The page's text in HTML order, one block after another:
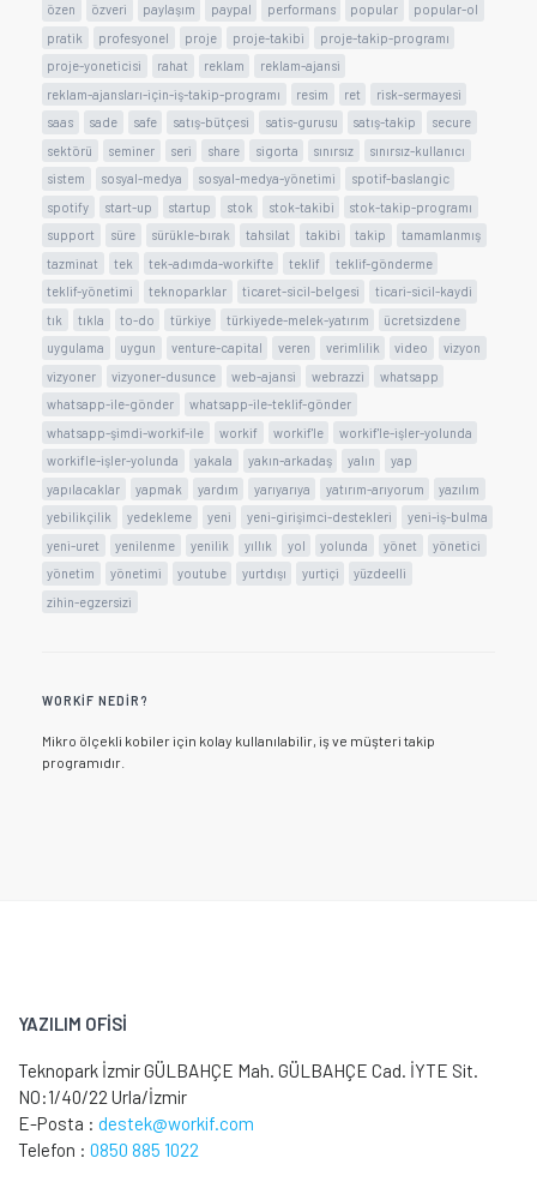
özen
özveri paylaşım paypal performans popular
popular-ol
pratik
profesyonel proje proje-takibi
proje-takip-programı
proje-yoneticisi
rahat reklam
reklam-ajansi
reklam-ajansları-için-iş-takip-programı
resim ret
risk-sermayesi
saas
sade safe satış-bütçesi satis-gurusu satış-takip
secure
sektörü
seminer seri share sigorta sınırsız
sınırsız-kullanıcı
sistem
sosyal-medya sosyal-medya-yönetimi
spotif-baslangic
spotify
start-up startup stok stok-takibi
stok-takip-programı
support
süre sürükle-bırak tahsilat takibi takip
tamamlanmış
tazminat
tek tek-adımda-workifte teklif
teklif-gönderme
teklif-yönetimi
teknoparklar ticaret-sicil-belgesi
ticari-sicil-kaydi
tık
tıkla to-do türkiye türkiyede-melek-yatırım
ücretsizdene
uygulama
uygun venture-capital veren verimlilik video
vizyon
vizyoner
vizyoner-dusunce web-ajansi webrazzi
whatsapp
whatsapp-ile-gönder
whatsapp-ile-teklif-gönder
whatsapp-şimdi-workif-ile
workif workif'le
workif'le-işler-yolunda
workifle-işler-yolunda
yakala yakın-arkadaş yalın
yap
yapılacaklar
yapmak yardım yarıyarıya yatırım-arıyorum
yazılım
yebilikçilik
yedekleme yeni yeni-girişimci-destekleri
yeni-iş-bulma
yeni-uret
yenilenme yenilik yıllık yol yolunda yönet
yönetici
yönetim
yönetimi youtube yurtdışı yurtiçi
yüzdeelli
zihin-egzersizi
WORKIF NEDIR?
Mikro ölçekli kobiler için kolay kullanılabilir, iş ve müşteri takip
programıdır.
YAZILIM OFİSİ
Teknopark İzmir GÜLBAHÇE Mah. GÜLBAHÇE Cad. İYTE Sit.
NO:1/40/22 Urla/İzmir
E-Posta : destek@workif.com
Telefon : 0850 885 1022